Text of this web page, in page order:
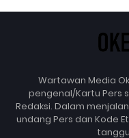
Wartawan Media
pengenal/Kartu Pers
Redaksi. Dalam
undang Pers dan Kode